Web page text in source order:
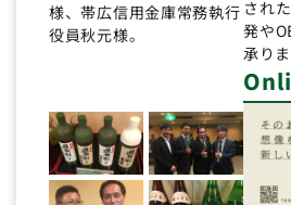
様、帯広信用金庫常務執行
役員秋元様。
され
発や
承りま